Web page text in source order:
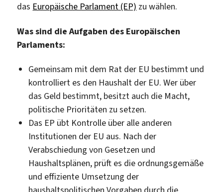
das Europäische Parlament (EP) zu wählen.
Was sind die Aufgaben des Europäischen
Parlaments:
Gemeinsam mit dem Rat der EU bestimmt und
kontrolliert es den Haushalt der EU. Wer über
das Geld bestimmt, besitzt auch die Macht,
politische Prioritäten zu setzen.
Das EP übt Kontrolle über alle anderen
Institutionen der EU aus. Nach der
Verabschiedung von Gesetzen und
Haushaltsplänen, prüft es die ordnungsgemäße
und effiziente Umsetzung der